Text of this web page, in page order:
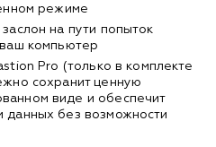
режиме
на пути попыток
компьютер
Pro (только в комплекте
сохранит ценную
виде и обеспечит
данных без возможности